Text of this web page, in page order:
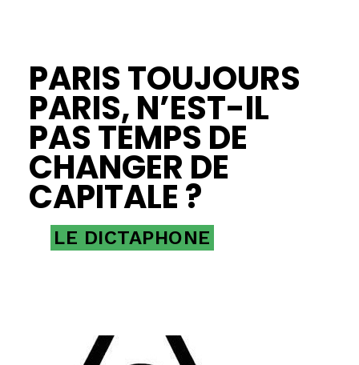
PARIS TOUJOURS
PARIS, N’EST-IL
PAS TEMPS DE
CHANGER DE
CAPITALE ?
LE DICTAPHONE